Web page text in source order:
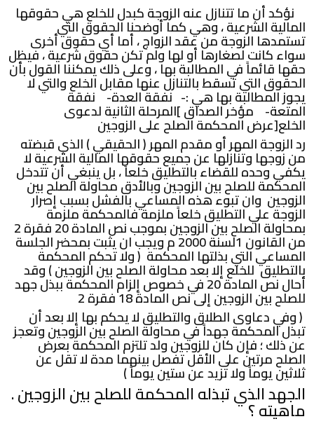
نؤكد أن ما تتنازل عنه الزوجة كبدل للخلع هي حقوقها
المالية الشرعية ، وهي كما أوضحنا الحقوق التي
تستمدها الزوجة من عقد الزواج ، أما أي حقوق أخرى
سواء كانت لصغارها أو لها ولم تكن حقوق شرعية ، فيظل
حقها قائماً في المطالبة بها ، وعلى ذلك يمكننا القول بأن
الحقوق التي تسقط بالتنازل عنها مقابل الخلع والتي لا
يجوز المطالبة بها هي :- نفقة العدة- نفقة
المتعة- مؤخر الصداق ]المرحلة الثانية لدعوى
الخلع[عرض المحكمة الصلح على الزوجين
رد الزوجة المهر أو مقدم المهر ( الحقيقي ) الذي قبضته
من زوجها وتنازلها عن جميع حقوقها المالية الشرعية لا
يكفي وحده للقضاء بالتطليق خلعاً ، بل ينبغي أن تتدخل
المحكمة للصلح بين الزوجين وبالأدق محاولة الصلح بين
الزوجين وان تبوء هذه المساعي بالفشل بسبب إصرار
الزوجة علي التطليق خلعاً ملزمة فالمحكمة ملزمة
بمحاولة الصلح بين الزوجين بموجب نص المادة 20 فقرة 2
من القانون 1لسنة 2000 م ويجب ان يثبت بمحضر الجلسة
المساعي التي بذلتها المحكمة ( ولا تحكم المحكمة
بالتطليق للخلع إلا بعد محاولة الصلح بين الزوجين ) وقد
أحال نص المادة 20 في خصوص إلزام المحكمة ببذل جهد
للصلح بين الزوجين إلى نص المادة 18 فقرة 2
( وفي دعاوى الطلاق والتطليق لا يحكم بها إلا بعد أن
تبذل المحكمة جهداً في محاولة الصلح بين الزوجين وتعجز
عن ذلك ؛ فإن كان للزوجين ولد تلتزم المحكمة بعرض
الصلح مرتين على الأقل تفصل بينهما مدة لا تقل عن
ثلاثين يوماً ولا تزيد عن ستين يوماً )
الجهد الذي تبذله المحكمة للصلح بين الزوجين .
ماهيته ؟